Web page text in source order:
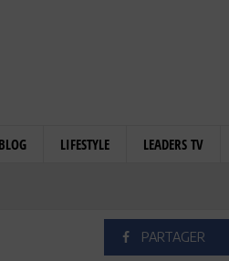
BLOG LIFESTYLE LEADERS TV
PARTAGER